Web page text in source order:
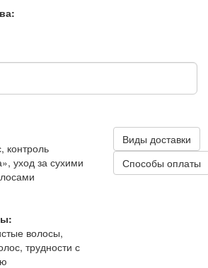
контроль
уход за сухими
волосы,
трудности с
Виды доставки
Способы оплаты